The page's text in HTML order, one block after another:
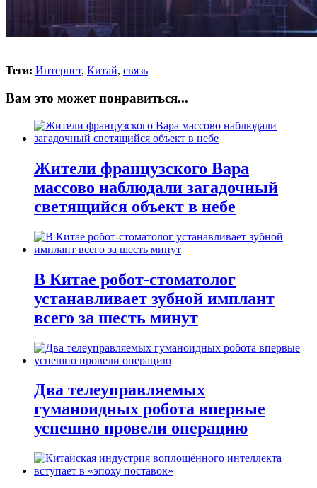
Теги: Интернет, Китай, связь
Вам это может понравиться...
Жители французского Вара
массово наблюдали загадочный
светящийся объект в небе
В Китае робот-стоматолог
устанавливает зубной имплант
всего за шесть минут
Два телеуправляемых
гуманоидных робота впервые
успешно провели операцию